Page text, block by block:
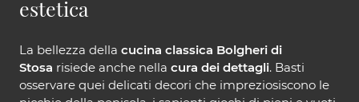
estetica
La bellezza della cucina classica Bolgheri di
Stosa risiede anche nella cura dei dettagli. Basti
osservare quei delicati decori che impreziosiscono le